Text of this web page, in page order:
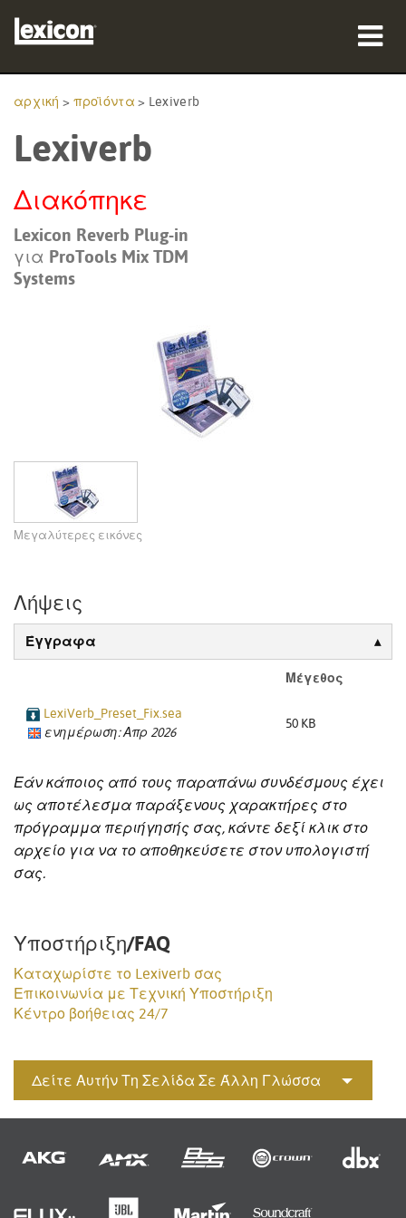
προϊόντα
πού να αγοράσετε
Μελέτες περίπτωσης
εκπαίδευση
αρχική > προϊόντα > Lexiverb
Lexiverb
Διακόπηκε
Lexicon Reverb Plug-in
για ProTools Mix TDM
Systems
Μεγαλύτερες εικόνες
Λήψεις
Έγγραφα
Μέγεθος
LexiVerb_Preset_Fix.sea
ενημέρωση: Απρ 2026
50 KB
Εάν κάποιος από τους παραπάνω συνδέσμους έχει
ως αποτέλεσμα παράξενους χαρακτήρες στο
πρόγραμμα περιήγησής σας, κάντε δεξί κλικ στο
αρχείο για να το αποθηκεύσετε στον υπολογιστή
σας.
Υποστήριξη/FAQ
Καταχωρίστε το Lexiverb σας
Επικοινωνία με Τεχνική Υποστήριξη
Κέντρο βοήθειας 24/7
Δείτε Αυτήν Τη Σελίδα Σε Άλλη Γλώσσα